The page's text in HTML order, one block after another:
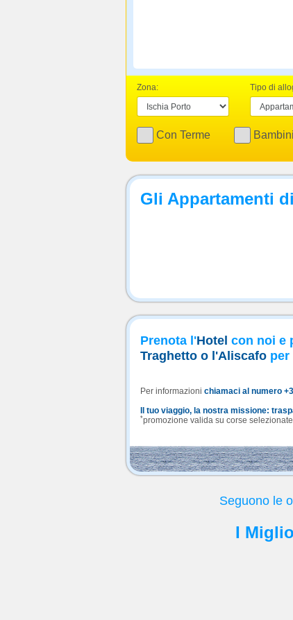
Zona: Tipo di
Con Terme
Gli Appartamenti
Prenota l'Hotel con noi e
Traghetto o l'Aliscafo per
Per informazioni chiamaci al numero
Il tuo viaggio, la nostra missione:
*promozione valida su corse
Seguono le
I